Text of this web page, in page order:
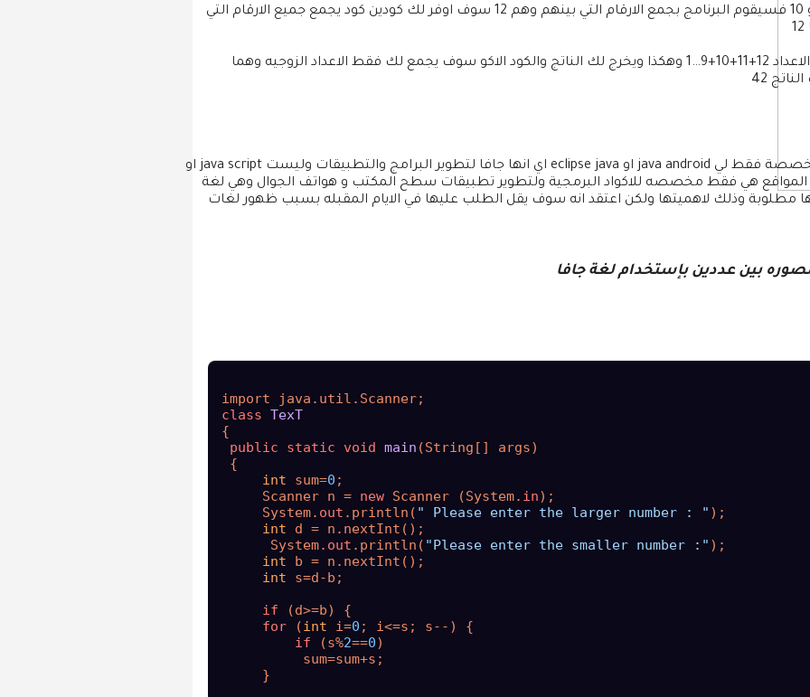
ولكن المستخدم ادخل 22 و 10 فسيقوم البرنامج بجمع الارقام التي بينهم وهم 12 سوف اوفر لك كودين كود يجمع جميع الارقام التي
سوف يقوم البرنامج بجمع الاعداد 12+11+10+9…1 وهكذا ويخرج لك الناتج والكود الاكو سوف يجمع لك فقط الاعداد الزوجيه وهما
عزيزي القارئ هذة الاكواد مخصصة فقط لي java android او eclipse java اي انها جافا لتطوير البرامج والتطبيقات وليست java script او
هي فقط مخصصه للاكواد البرمجية ولتطوير تطبيقات سطح المكتب و هواتف الجوال وهي لغة
وذلك لاهميتها ولكن اعتقد انه سوف يقل الطلب عليها في الايام المقبله بسبب ظهور لغات
بين عددين بإستخدام لغة جافا
class TexT
{
public
static void main (String[] args)
{
int sum=0 ;
     Scanner n =
new Scanner (System. in);
     System.
out .println( " Please enter the larger number : " );
int d = n.nextInt();
      System.
out .println( "Please enter the smaller number :" );
int b = n.nextInt();
int s=d-b;
if (d>=b) {
for (int i=0 ; i<=s; s--) {
if (s%2==0)
          sum=sum+s;
     }